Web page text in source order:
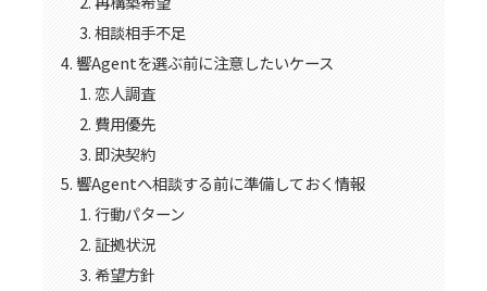
相談相手不足
響Agentを選ぶ前に注意したいケース
恋人調査
費用優先
即決契約
響Agentへ相談する前に準備しておく情報
行動パターン
証拠状況
希望方針